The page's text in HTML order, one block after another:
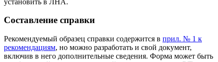
Составление справки
Рекомендуемый образец справки содержится в прил. № 1 к
рекомендациям, но можно разработать и свой документ,
включив в него дополнительные сведения. Форма может быть